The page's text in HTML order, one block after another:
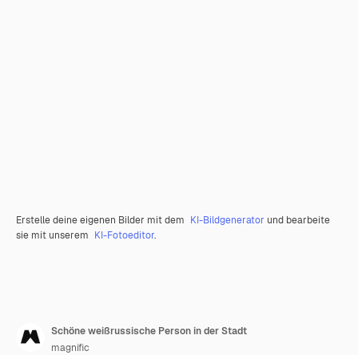
Erstelle deine eigenen Bilder mit dem KI-Bildgenerator und bearbeite
sie mit unserem KI-Fotoeditor.
Schöne weißrussische Person in der Stadt
magnific